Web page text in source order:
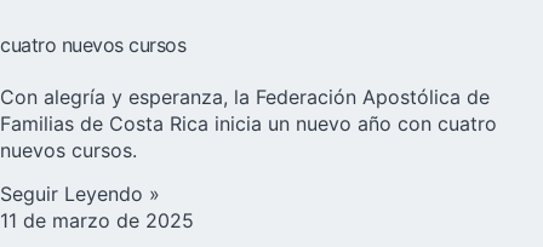
cuatro nuevos cursos
Con alegría y esperanza, la Federación Apostólica de
Familias de Costa Rica inicia un nuevo año con cuatro
nuevos cursos.
Seguir Leyendo »
11 de marzo de 2025